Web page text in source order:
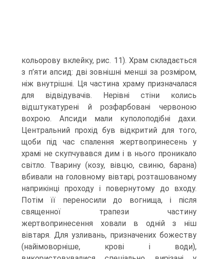
кольорову вклейку, рис. 11). Храм складається
з п’яти апсид: дві зовнішні менші за розміром,
ніж внутрішні. Ця частина храму призначалася
для відвіду­вачів. Нерівні стіни колись
відштукатурені й розфарбовані червоною
вохрою. Апси­ди мали куполоподібні дахи.
Центральний прохід був відкритий для того,
щоби під час спалення жертвопринесень у
храмі не скупчувався дим і в нього проникало
світло. Тварину (козу, вівцю, свиню, барана)
вбивали на головному вівтарі, розта­шованому
наприкінці проходу і повернутому до входу.
Потім її переносили до вогнища, і після
священної трапези частину
жертвопринесення ховали в одній з ніш
вівтаря. Для узливань, призначених божеству
(найімоворніше, крові і води),